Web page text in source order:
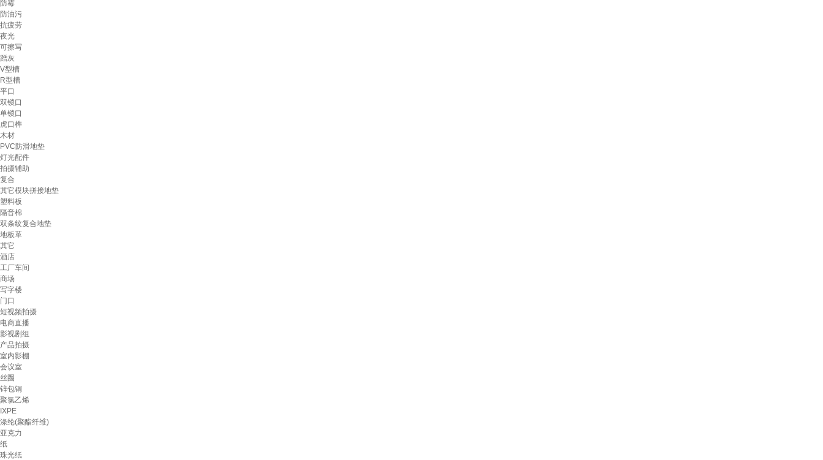
防霉
防油污
抗疲劳
夜光
可擦写
蹭灰
V型槽
R型槽
平口
双锁口
单锁口
虎口榫
木材
PVC防滑地垫
灯光配件
拍摄辅助
复合
其它模块拼接地垫
塑料板
隔音棉
双条纹复合地垫
地板革
其它
酒店
工厂车间
商场
写字楼
门口
短视频拍摄
电商直播
影视剧组
产品拍摄
室内影棚
会议室
丝圈
锌包铜
聚氯乙烯
IXPE
涤纶(聚酯纤维)
亚克力
纸
珠光纸